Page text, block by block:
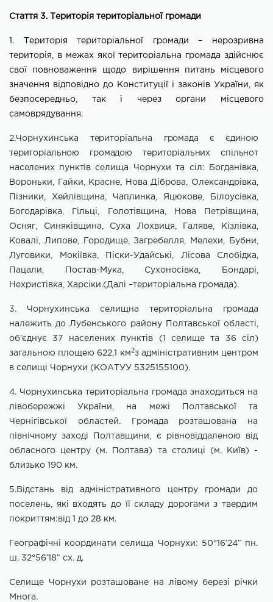
Стаття 3. Територія територіальної громади
1. Територія територіальної громади – нерозривна
територія, в межах якої територіальна громада здійснює
свої повноваження щодо вирішення питань місцевого
значення відповідно до Конституції і законів України, як
безпосередньо, так і через органи місцевого
самоврядування.
2.Чорнухинська територіальна громадає єдиною
територіальною громадою територіальних спільнот
населених пунктівселища Чорнухи та сіл: Богданівка,
Вороньки, Гайки, Красне, Нова Діброва, Олександрівка,
Пізники, Хейлівщина, Чаплинка, Яцюкове, Білоусівка,
Богодарівка, Гільці, Голотівщина, Нова Петрівщина,
Осняг, Синяківщина, Суха Лохвиця, Галяве, Кізлівка,
Ковалі, Липове, Городище, Загребелля, Мелехи, Бубни,
Луговики, Мокіївка, Піски-Удайські, Лісова Слобідка,
Пацали, Постав-Мука, Сухоносівка, Бондарі,
Нехристівка, Харсіки.(Далі –територіальна громада).
3. Чорнухинська селищна територіальна громада
належить до Лубенського району Полтавської області,
об’єднує 37 населених пунктів (1 селище та 36 сіл)
загальною площею 622,1 км2з адміністративним центром
в селищі Чорнухи (КОАТУУ 5325155100).
4. Чорнухинська територіальна громада знаходиться на
лівобережжі України, на межі Полтавської та
Чернігівської областей. Громада розташована на
північному заході Полтавщини, є рівновіддаленою від
обласного центру (м. Полтава) та столиці (м. Київ) -
близько 190 км.
5.Відстань від адміністративного центру громади до
поселень, які входять до її складу дорогами з твердим
покриттям:від 1 до 28 км.
Географічні координати селища Чорнухи: 50°16′24″ пн.
ш. 32°56′18″ сх. д.
Селище Чорнухи розташоване на лівому березі річки
Многа.